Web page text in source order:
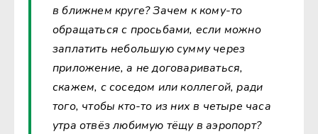
в ближнем круге? Зачем к кому-то
обращаться с просьбами, если можно
заплатить небольшую сумму через
приложение, а не договариваться,
скажем, с соседом или коллегой, ради
того, чтобы кто-то из них в четыре часа
утра отвёз любимую тёщу в аэропорт?